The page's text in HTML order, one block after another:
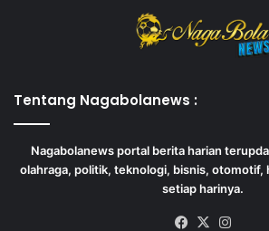
Tentang Nagabolanews :
Nagabolanews portal berita harian
olahraga, politik, teknologi, bisnis, otomotif,
setiap harinya.
Facebook
X